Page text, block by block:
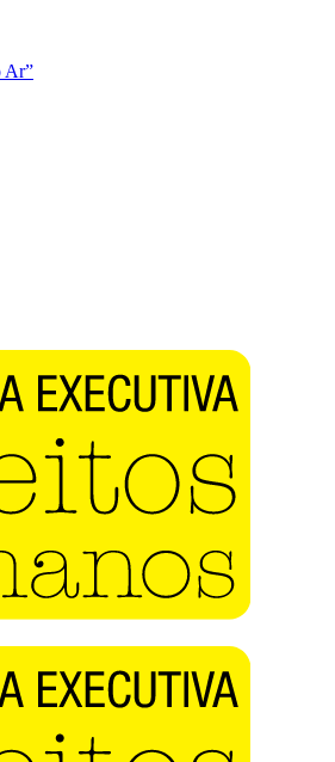
Ar”